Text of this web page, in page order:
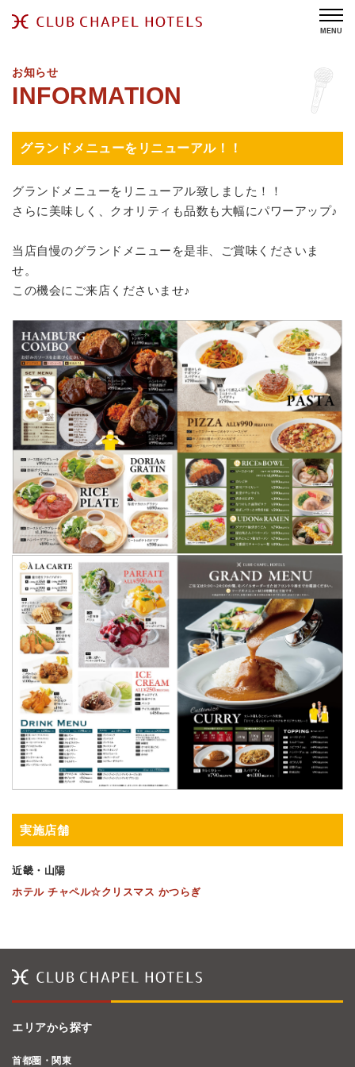
MENU
お知らせ
グランドメニューをリニューアル！！
グランドメニューをリニューアル致しました！！
さらに美味しく、クオリティも品数も大幅にパワーアップ♪
当店自慢のグランドメニューを是非、ご賞味くださいま
せ。
この機会にご来店くださいませ♪
実施店舗
近畿・山陽
ホテル チャペル☆クリスマス かつらぎ
エリアから探す
首都圏・関東